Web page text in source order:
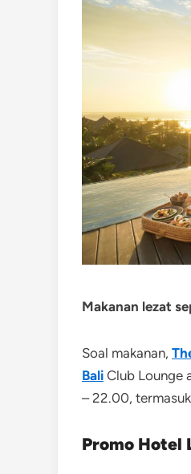
Makanan lezat
Soal makanan,
Bali Club Lounge
– 22.00,
Promo Hotel